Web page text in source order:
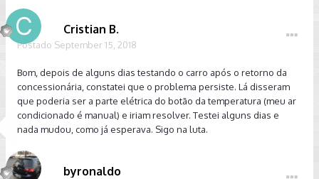
Cristian B.
Postado September 15, 2018
Bom, depois de alguns dias testando o carro após o retorno da
concessionária, constatei que o problema persiste. Lá disseram
que poderia ser a parte elétrica do botão da temperatura (meu ar
condicionado é manual) e iriam resolver. Testei alguns dias e
nada mudou, como já esperava. Sigo na luta.
byronaldo